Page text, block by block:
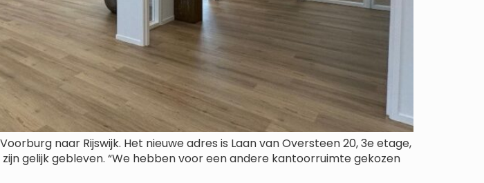
naar Rijswijk. Het nieuwe adres is Laan van Oversteen 20, 3e etage,
gelijk gebleven. “We hebben voor een andere kantoorruimte gekozen